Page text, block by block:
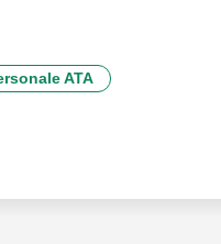
ATA